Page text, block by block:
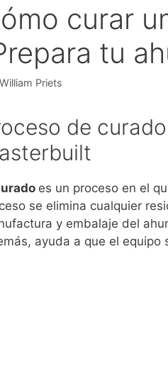
curar
tu
William Priets
de
es un proceso en el
se elimina cualquier
y embalaje del
ayuda a que el